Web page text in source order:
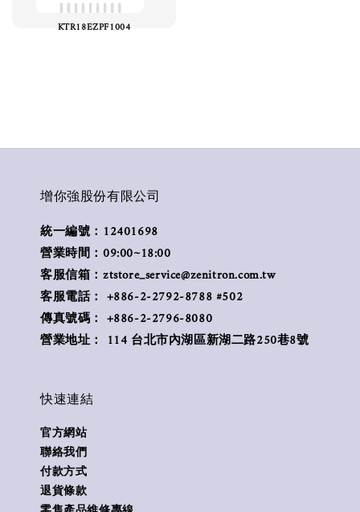
KTR18EZPF1004
增你強股份有限公司
統一編號：12401698
營業時間：09:00~18:00
客服信箱：ztstore_service@zenitron.com.tw
客服電話： +886-2-2792-8788 #502
傳真號碼： +886-2-2796-8080
營業地址： 114 台北市內湖區新湖二路250巷8號
快速連結
官方網站
聯絡我們
付款方式
退貨條款